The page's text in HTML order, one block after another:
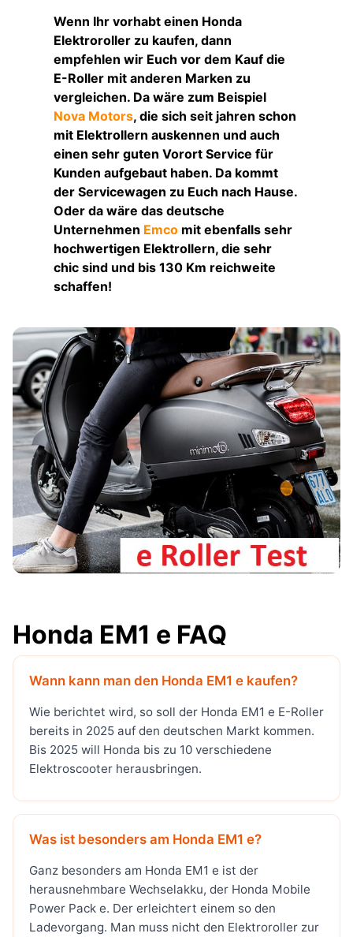
Wenn Ihr vorhabt einen Honda
Elektroroller zu kaufen, dann
empfehlen wir Euch vor dem Kauf die
E-Roller mit anderen Marken zu
vergleichen. Da wäre zum Beispiel
Nova Motors, die sich seit jahren schon
mit Elektrollern auskennen und auch
einen sehr guten Vorort Service für
Kunden aufgebaut haben. Da kommt
der Servicewagen zu Euch nach Hause.
Oder da wäre das deutsche
Unternehmen Emco mit ebenfalls sehr
hochwertigen Elektrollern, die sehr
chic sind und bis 130 Km reichweite
schaffen!
Honda EM1 e FAQ
Wann kann man den Honda EM1 e kaufen?
Wie berichtet wird, so soll der Honda EM1 e E-Roller
bereits in 2025 auf den deutschen Markt kommen.
Bis 2025 will Honda bis zu 10 verschiedene
Elektroscooter herausbringen.
Was ist besonders am Honda EM1 e?
Ganz besonders am Honda EM1 e ist der
herausnehmbare Wechselakku, der Honda Mobile
Power Pack e. Der erleichtert einem so den
Ladevorgang. Man muss nicht den Elektroroller zur